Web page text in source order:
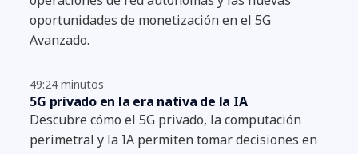
oportunidades de monetización en el 5G
Avanzado.
49:24 minutos
5G privado en la era nativa de la IA
Descubre cómo el 5G privado, la computación
perimetral y la IA permiten tomar decisiones en